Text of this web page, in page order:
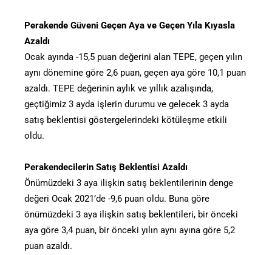
Perakende Güveni Geçen Aya ve Geçen Yıla Kıyasla
Azaldı
Ocak ayında -15,5 puan değerini alan TEPE, geçen yılın
aynı dönemine göre 2,6 puan, geçen aya göre 10,1 puan
azaldı. TEPE değerinin aylık ve yıllık azalışında,
geçtiğimiz 3 ayda işlerin durumu ve gelecek 3 ayda
satış beklentisi göstergelerindeki kötüleşme etkili
oldu.
Perakendecilerin Satış Beklentisi Azaldı
Önümüzdeki 3 aya ilişkin satış beklentilerinin denge
değeri Ocak 2021’de -9,6 puan oldu. Buna göre
önümüzdeki 3 aya ilişkin satış beklentileri, bir önceki
aya göre 3,4 puan, bir önceki yılın aynı ayına göre 5,2
puan azaldı.